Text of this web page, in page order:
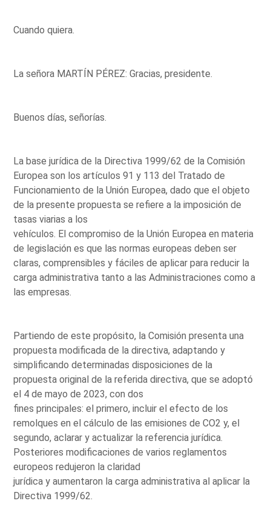
Cuando quiera.
La señora MARTÍN PÉREZ: Gracias, presidente.
Buenos días, señorías.
La base jurídica de la Directiva 1999/62 de la Comisión
Europea son los artículos 91 y 113 del Tratado de
Funcionamiento de la Unión Europea, dado que el objeto
de la presente propuesta se refiere a la imposición de
tasas viarias a los
vehículos. El compromiso de la Unión Europea en materia
de legislación es que las normas europeas deben ser
claras, comprensibles y fáciles de aplicar para reducir la
carga administrativa tanto a las Administraciones como a
las empresas.
Partiendo de este propósito, la Comisión presenta una
propuesta modificada de la directiva, adaptando y
simplificando determinadas disposiciones de la
propuesta original de la referida directiva, que se adoptó
el 4 de mayo de 2023, con dos
fines principales: el primero, incluir el efecto de los
remolques en el cálculo de las emisiones de CO2 y, el
segundo, aclarar y actualizar la referencia jurídica.
Posteriores modificaciones de varios reglamentos
europeos redujeron la claridad
jurídica y aumentaron la carga administrativa al aplicar la
Directiva 1999/62.